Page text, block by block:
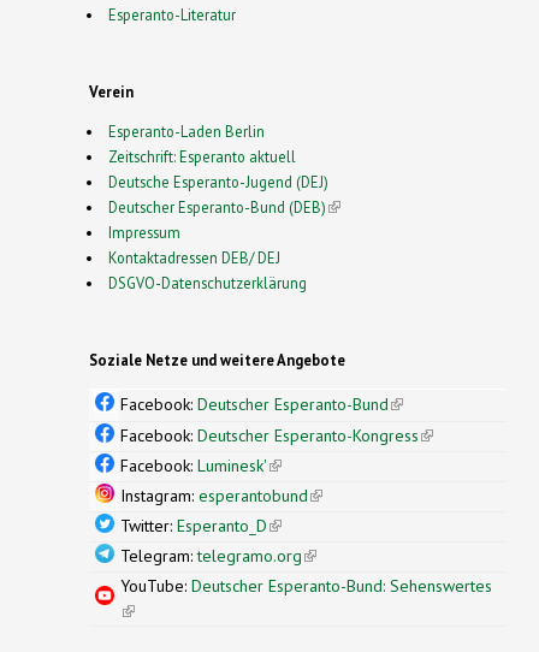
Esperanto-Literatur
Verein
Esperanto-Laden Berlin
Zeitschrift: Esperanto aktuell
Deutsche Esperanto-Jugend (DEJ)
Deutscher Esperanto-Bund (DEB)(link is external)
Impressum
Kontaktadressen DEB/ DEJ
DSGVO-Datenschutzerklärung
Soziale Netze und weitere Angebote
Facebook: Deutscher Esperanto-Bund(link is
external)
Facebook: Deutscher Esperanto-Kongress(link is
Facebook: Luminesk'(link is external)
Instagram: esperantobund(link is external)
Twitter: Esperanto_D(link is external)
Telegram:telegramo.org(link is external)
YouTube: Deutscher Esperanto-Bund: Sehenswertes
(link is external)